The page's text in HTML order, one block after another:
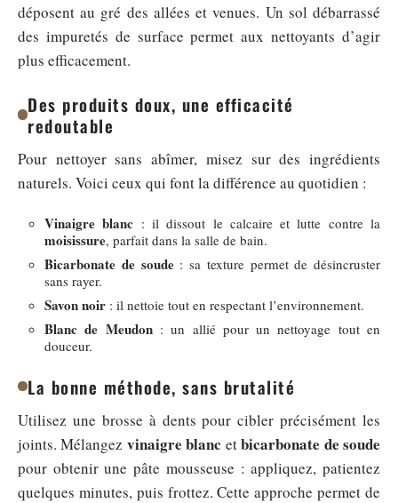
déposent au gré des allées et venues. Un sol débarrassé
des impuretés de surface permet aux nettoyants d’agir
plus efficacement.
Des produits doux, une efficacité
redoutable
Pour nettoyer sans abîmer, misez sur des ingrédients
naturels. Voici ceux qui font la différence au quotidien :
Vinaigre blanc : il dissout le calcaire et lutte contre la
moisissure, parfait dans la salle de bain.
Bicarbonate de soude: sa texture permet de désincruster
sans rayer.
Savon noir : il nettoie tout en respectant l’environnement.
Blanc de Meudon: un allié pour un nettoyage tout en
douceur.
La bonne méthode, sans brutalité
Utilisez une brosse à dents pour cibler précisément les
joints. Mélangez vinaigre blanc etbicarbonate de soude
pour obtenir une pâte mousseuse : appliquez, patientez
quelques minutes, puis frottez. Cette approche permet de